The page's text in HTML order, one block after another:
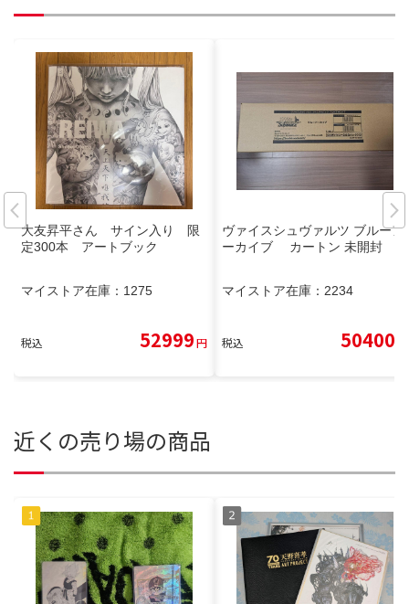
大友昇平さん サイン入り 限
定300本 アートブック
マイストア在庫： 1275
税込 52999円
ヴァイスシュヴァルツ ブルーア
ーカイブ カートン 未開封
マイストア在庫： 2234
税込 50400
近くの売り場の商品